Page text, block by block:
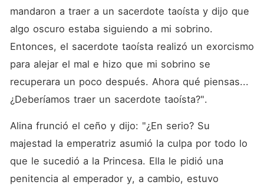
mandaron a traer a un sacerdote taoísta y dijo que
algo oscuro estaba siguiendo a mi sobrino.
Entonces, el sacerdote taoísta realizó un exorcismo
para alejar el mal e hizo que mi sobrino se
recuperara un poco después. Ahora qué piensas...
¿Deberíamos traer un sacerdote taoísta?".
Alina frunció el ceño y dijo: "¿En serio? Su
majestad la emperatriz asumió la culpa por todo lo
que le sucedió a la Princesa. Ella le pidió una
penitencia al emperador y, a cambio, estuvo